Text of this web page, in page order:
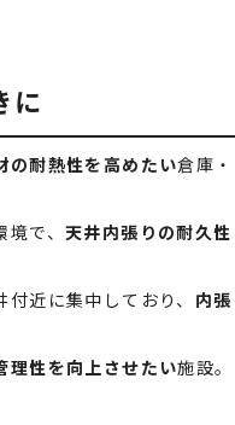
に
の耐熱性を高めたい倉庫・
で、 天井内張りの耐久性
近に集中しており、 内張
理性を向上させたい施設。